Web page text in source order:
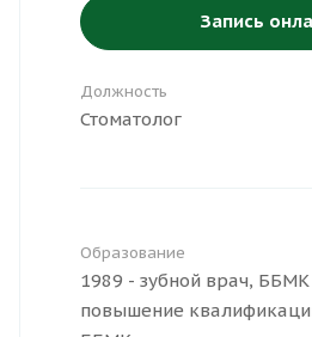
Запись
Должность
Стоматолог
Образование
1989 - зубной врач,
повышение